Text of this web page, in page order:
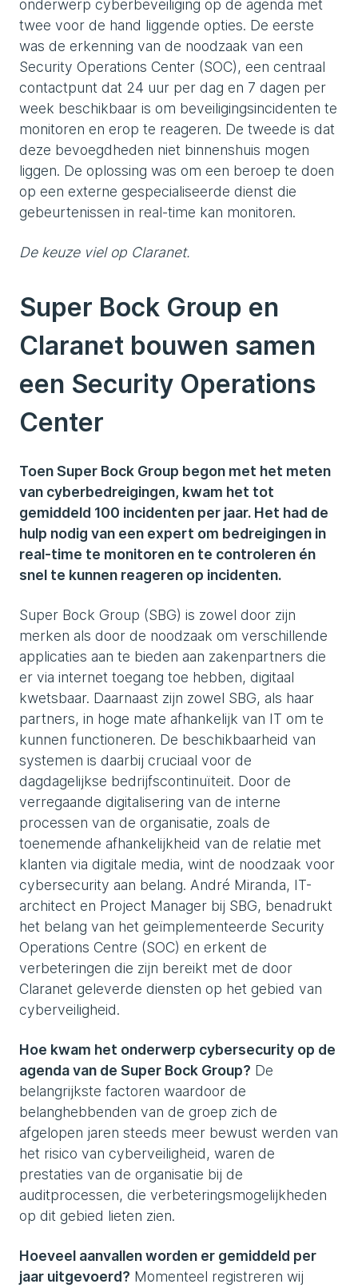
onderwerp cyberbeveiliging op de agenda met
twee voor de hand liggende opties. De eerste
was de erkenning van de noodzaak van een
Security Operations Center (SOC), een centraal
contactpunt dat 24 uur per dag en 7 dagen per
week beschikbaar is om beveiligingsincidenten te
monitoren en erop te reageren. De tweede is dat
deze bevoegdheden niet binnenshuis mogen
liggen. De oplossing was om een beroep te doen
op een externe gespecialiseerde dienst die
gebeurtenissen in real-time kan monitoren.
De keuze viel op Claranet.
Super Bock Group en
Claranet bouwen samen
een Security Operations
Center
Toen Super Bock Group begon met het meten
van cyberbedreigingen, kwam het tot
gemiddeld 100 incidenten per jaar. Het had de
hulp nodig van een expert om bedreigingen in
real-time te monitoren en te controleren én
snel te kunnen reageren op incidenten.
Super Bock Group (SBG) is zowel door zijn
merken als door de noodzaak om verschillende
applicaties aan te bieden aan zakenpartners die
er via internet toegang toe hebben, digitaal
kwetsbaar. Daarnaast zijn zowel SBG, als haar
partners, in hoge mate afhankelijk van IT om te
kunnen functioneren. De beschikbaarheid van
systemen is daarbij cruciaal voor de
dagdagelijkse bedrijfscontinuïteit. Door de
verregaande digitalisering van de interne
processen van de organisatie, zoals de
toenemende afhankelijkheid van de relatie met
klanten via digitale media, wint de noodzaak voor
cybersecurity aan belang. André Miranda, IT-
architect en Project Manager bij SBG, benadrukt
het belang van het geïmplementeerde Security
Operations Centre (SOC) en erkent de
verbeteringen die zijn bereikt met de door
Claranet geleverde diensten op het gebied van
cyberveiligheid.
Hoe kwam het onderwerp cybersecurity op de
agenda van de Super Bock Group? De
belangrijkste factoren waardoor de
belanghebbenden van de groep zich de
afgelopen jaren steeds meer bewust werden van
het risico van cyberveiligheid, waren de
prestaties van de organisatie bij de
auditprocessen, die verbeteringsmogelijkheden
op dit gebied lieten zien.
Hoeveel aanvallen worden er gemiddeld per
jaar uitgevoerd? Momenteel registreren wij